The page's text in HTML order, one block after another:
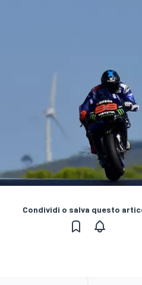
Condividi o salva questo